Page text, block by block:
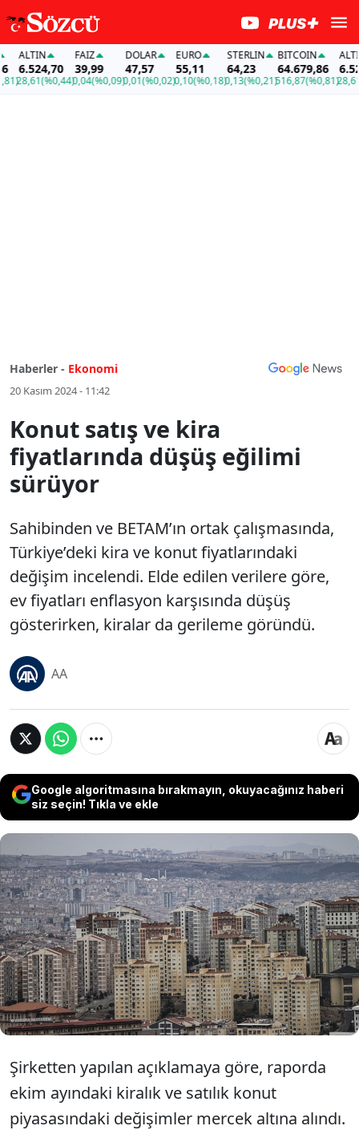
(%0,44)
FAİZ
39,99
0,04(%0,09)
DOLAR
47,57
0,01(%0,02)
EURO
55,11
0,10(%0,18)
STERLIN
64,23
0,13(%0,21)
BITCOIN
64.679,86
516,87(%0,81)
ALTIN
28,61
Haberler - Ekonomi
20 Kasım 2024 - 11:42
Konut satış ve kira
fiyatlarında düşüş eğilimi
sürüyor
Sahibinden ve BETAM’ın ortak çalışmasında,
Türkiye’deki kira ve konut fiyatlarındaki
değişim incelendi. Elde edilen verilere göre,
ev fiyatları enflasyon karşısında düşüş
gösterirken, kiralar da gerileme göründü.
AA
Google algoritmasına bırakmayın, okuyacağınız haberi
siz seçin! Tıkla ve ekle
Sahibinden ve BETAM’ın ortak çalışmasında,
Türkiye’deki kira ve konut fiyatlarındaki
değişim incelendi. Elde edilen verilere göre, ev
fiyatları enflasyon karşısında düşüş
gösterirken, kiralar da gerileme göründü.
Şirketten yapılan açıklamaya göre, raporda
ekim ayındaki kiralık ve satılık konut
piyasasındaki değişimler mercek altına alındı.